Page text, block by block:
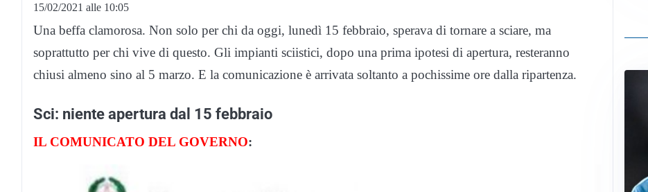
15/02/2021 alle 10:05
Una beffa clamorosa. Non solo per chi da oggi, lunedì 15 febbraio, sperava di tornare a sciare, ma
soprattutto per chi vive di questo. Gli impianti sciistici, dopo una prima ipotesi di apertura, resteranno
chiusi almeno sino al 5 marzo. E la comunicazione è arrivata soltanto a pochissime ore dalla ripartenza.
Sci: niente apertura dal 15 febbraio
IL COMUNICATO DEL GOVERNO: